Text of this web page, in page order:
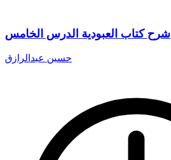
شرح كتاب العبودية الدرس الخامس
حسين عبدالرازق